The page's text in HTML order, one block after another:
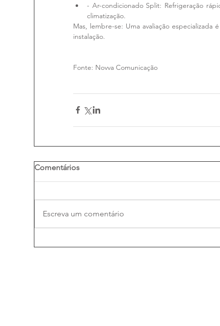
- Ar-condicionado Split: Refrigeração
climatização.
Mas, lembre-se: Uma avaliação
instalação.
Fonte: Novva Comunicação
Comentários
Escreva um comentário